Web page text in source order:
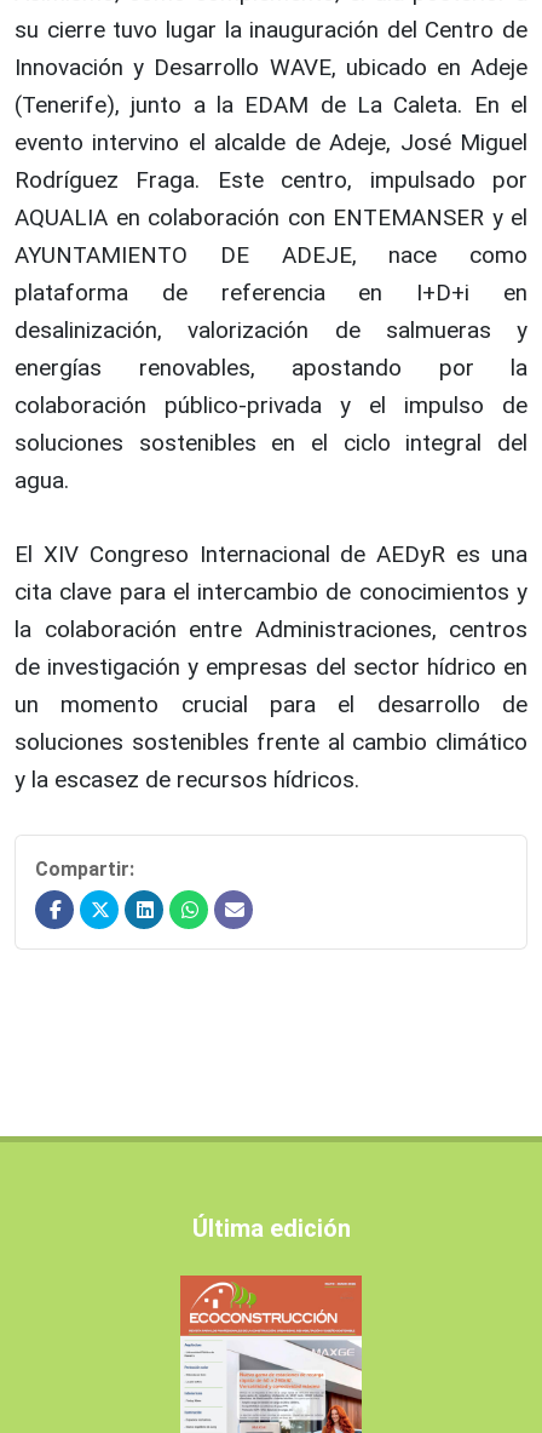
su cierre tuvo lugar la inauguración del Centro de
Innovación y Desarrollo WAVE, ubicado en Adeje
(Tenerife), junto a la EDAM de La Caleta. En el
evento intervino el alcalde de Adeje, José Miguel
Rodríguez Fraga. Este centro, impulsado por
AQUALIA en colaboración con ENTEMANSER y el
AYUNTAMIENTO DE ADEJE, nace como
plataforma de referencia en I+D+i en
desalinización, valorización de salmueras y
energías renovables, apostando por la
colaboración público-privada y el impulso de
soluciones sostenibles en el ciclo integral del
agua.
El XIV Congreso Internacional de AEDyR es una
cita clave para el intercambio de conocimientos y
la colaboración entre Administraciones, centros
de investigación y empresas del sector hídrico en
un momento crucial para el desarrollo de
soluciones sostenibles frente al cambio climático
y la escasez de recursos hídricos.
Compartir:
Última edición